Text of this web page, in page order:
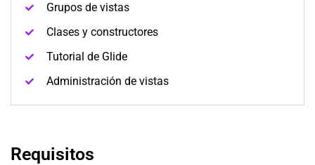
Grupos de vistas
Clases y constructores
Tutorial de Glide
Administración de vistas
Requisitos